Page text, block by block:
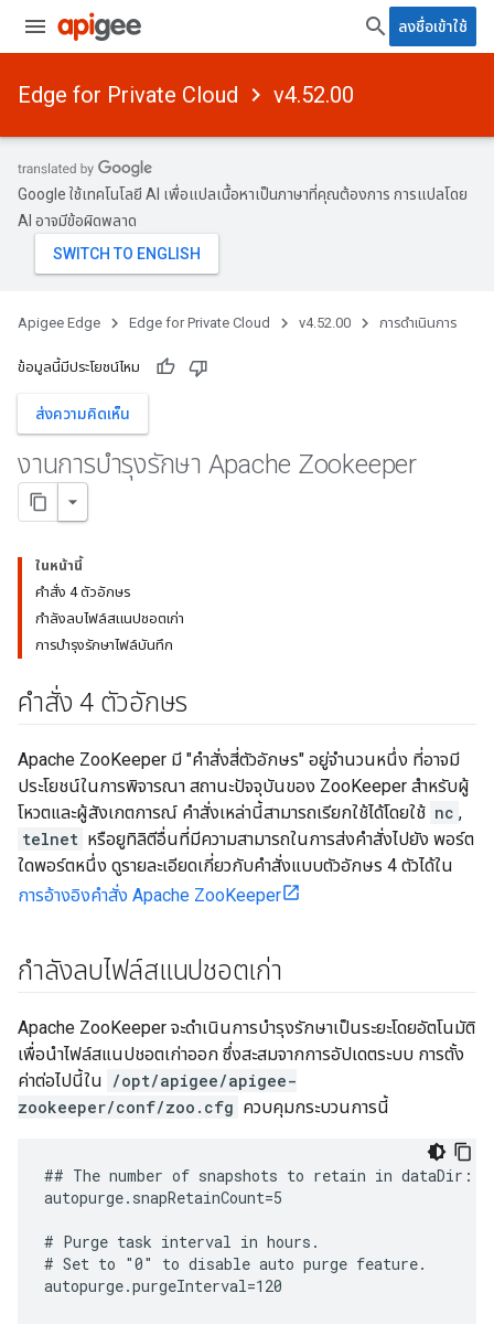
ลงชื่อเข้าใช้
Edge for Private Cloud v4.52.00
Google ใช้เทคโนโลยี AI เพื่อแปลเนื้อหาเป็นภาษาที่คุณต้องการ การแปลโดย
AI อาจมีข้อผิดพลาด
Apigee Edge Edge for Private Cloud v4.52.00 การดำเนินการ
ข้อมูลนี้มีประโยชน์ไหม
ส่งความคิดเห็น
งานการบำรุงรักษา Apache Zookeeper
ในหน้านี้
คำสั่ง 4 ตัวอักษร
กำลังลบไฟล์สแนปชอตเก่า
การบำรุงรักษาไฟล์บันทึก
คำสั่ง 4 ตัวอักษร
Apache ZooKeeper มี "คำสั่งสี่ตัวอักษร" อยู่จำนวนหนึ่ง ที่อาจมี
ประโยชน์ในการพิจารณา สถานะปัจจุบันของ ZooKeeper สำหรับผู้
โหวตและผู้สังเกตการณ์ คำสั่งเหล่านี้สามารถเรียกใช้ได้โดยใช้ nc ,
telnet หรือยูทิลิตีอื่นที่มีความสามารถในการส่งคำสั่งไปยัง พอร์ต
ใดพอร์ตหนึ่ง ดูรายละเอียดเกี่ยวกับคําสั่งแบบตัวอักษร 4 ตัวได้ใน
การอ้างอิงคำสั่ง Apache ZooKeeper
กำลังลบไฟล์สแนปชอตเก่า
Apache ZooKeeper จะดำเนินการบำรุงรักษาเป็นระยะโดยอัตโนมัติ
เพื่อนำไฟล์สแนปชอตเก่าออก ซึ่งสะสมจากการอัปเดตระบบ การตั้ง
ค่าต่อไปนี้ใน /opt/apigee/apigee-
zookeeper/conf/zoo.cfg ควบคุมกระบวนการนี้
## The number of snapshots to retain in dataDir:
autopurge.snapRetainCount=5
# Purge task interval in hours.
# Set to "0" to disable auto purge feature.
autopurge.purgeInterval=120